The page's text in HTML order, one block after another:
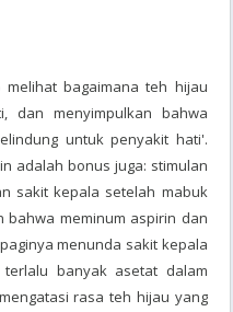
melihat bagaimana teh hijau
dan menyimpulkan bahwa
untuk penyakit hati'.
adalah bonus juga: stimulan
sakit kepala setelah mabuk
bahwa meminum aspirin dan
menunda sakit kepala
banyak asetat dalam
rasa teh hijau yang